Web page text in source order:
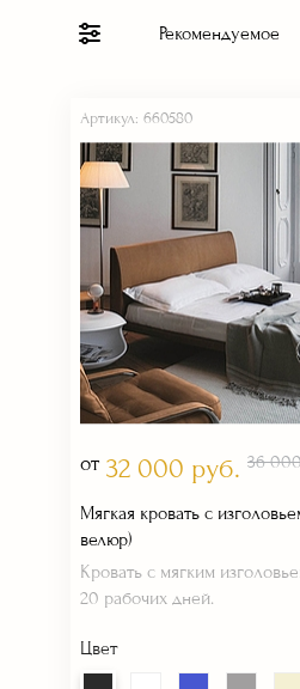
Артикул: 660580
от 32 000 руб. 36
Мягкая кровать с
велюр)
Кровать с мягким
20 рабочих дней.
Цвет